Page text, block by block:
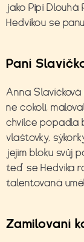
jako Pipi
Hedvikou se
Paní
Anna
ne cokoli,
chvilce popadla
vlaštovky,
jejím bloku svůj
teď se Hedvika
talentovaná
Zamilovaní